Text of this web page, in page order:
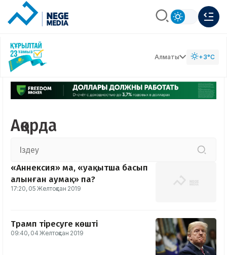
Алматы +3°C
Ақорда
«Аннексия» ма, «уақытша басып
алынған аумақ» па?
17:20, 05 Желтоқсан 2019
Трамп тіресуге көшті
09:40, 04 Желтоқсан 2019